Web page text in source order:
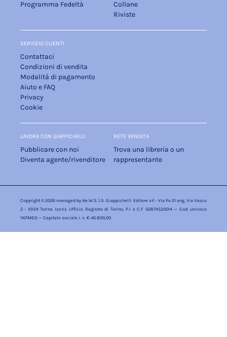
Programma Fedeltà
Collane
Riviste
SERVIZIO CLIENTI
Contattaci
Condizioni di vendita
Modalità di pagamento
Aiuto e FAQ
Privacy
Cookie
LAVORA CON GIAPPICHELLI
Pubblicare con noi
Diventa agente/rivenditore
RETE VENDITA
Trova una libreria o un
rappresentante
Copyright © 2026 managed by Ne.W.S. | G. Giappichelli Editore srl - Via Po 21 ang. Via Vasco
2 - 10124 Torino Iscriz. Ufficio Registro di Torino, P.I e C.F 02874520014 — Cod. univoco
1N74KED — Capitale sociale i. v. € 46.800,00